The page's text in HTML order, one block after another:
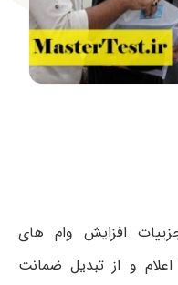
افزایش وام های
و از تبدیل ضمانت‌